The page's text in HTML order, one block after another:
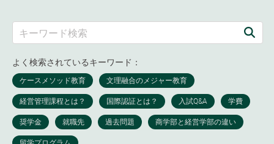
よく検索されているキーワード：